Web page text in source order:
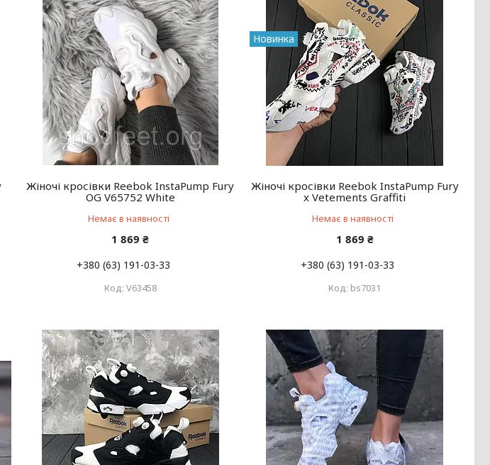
Жіночі кросівки Reebok InstaPump Fury
OG V65752 White
Немає в наявності
1 869 ₴
+380 (63) 191-03-33
V63458
Новинка
Жіночі кросівки Reebok InstaPump Fury
x Vetements Graffiti
Немає в наявності
1 869 ₴
+380 (63) 191-03-33
bs7031